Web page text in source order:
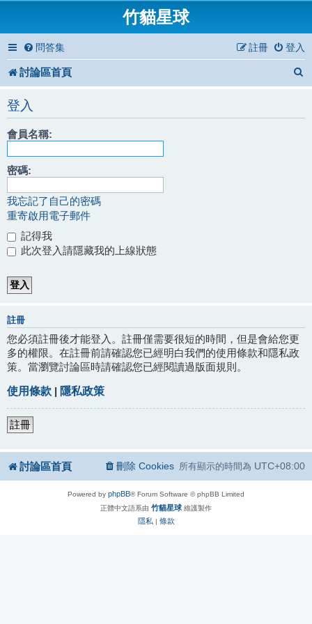
竹貓星球
問答集 登入
註冊
討論區首頁
登入
會員名稱:
密碼:
我忘記了自己的密碼
重寄啟用電子郵件
記得我
此次登入請隱藏我的上線狀態
註冊
您必須註冊後才能登入。註冊僅需要很短的時間，但是會給您更
多的權限。在註冊前請確認您已經明白我們的使用條款和隱私政
策。當瀏覽討論區時請確認您已經閱讀過版面規則。
使用條款 | 隱私政策
註冊
討論區首頁 所有顯示的時間為 UTC+08:00
刪除 Cookies
Powered by phpBB® Forum Software © phpBB Limited
正體中文語系由 竹貓星球 維護製作
隱私 | 條款